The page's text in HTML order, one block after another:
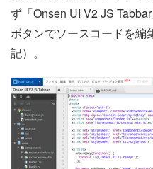
ず「Onsen UI V2 JS
ボタンでソースコードを編
記）。